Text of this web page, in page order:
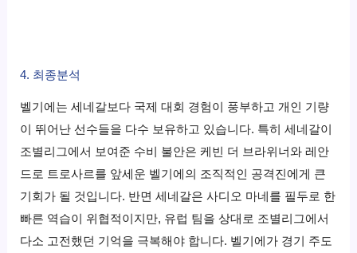
4. 최종분석
벨기에는 세네갈보다 국제 대회 경험이 풍부하고 개인 기량
이 뛰어난 선수들을 다수 보유하고 있습니다. 특히 세네갈이
조별리그에서 보여준 수비 불안은 케빈 더 브라위너와 레안
드로 트로사르를 앞세운 벨기에의 조직적인 공격진에게 큰
기회가 될 것입니다. 반면 세네갈은 사디오 마네를 필두로 한
빠른 역습이 위협적이지만, 유럽 팀을 상대로 조별리그에서
다소 고전했던 기억을 극복해야 합니다. 벨기에가 경기 주도